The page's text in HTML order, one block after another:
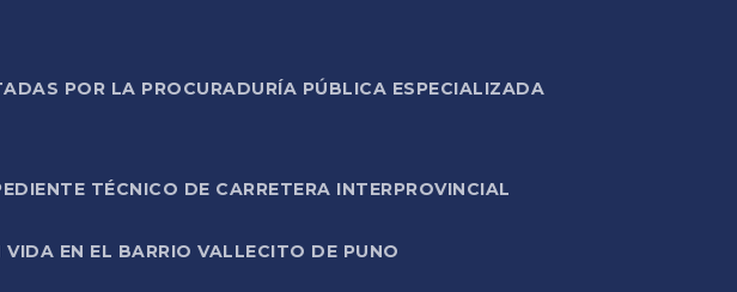
POR LA PROCURADURÍA PÚBLICA ESPECIALIZADA
TÉCNICO DE CARRETERA INTERPROVINCIAL
EN EL BARRIO VALLECITO DE PUNO